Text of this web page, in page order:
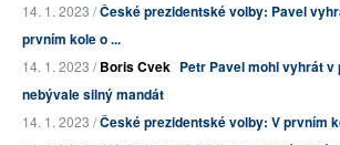
14. 1. 2023 /České prezidentské volby: Pavel
prvním kole o ...
14. 1. 2023 /Boris Cvek Petr Pavel mohl vyhrát
nebývale silný mandát
14. 1. 2023 /České prezidentské volby: V prvním